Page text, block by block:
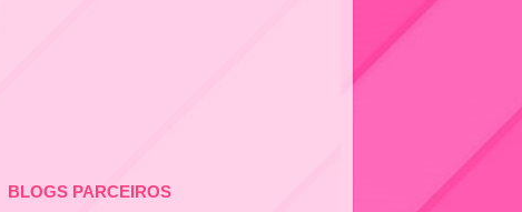
BLOGS PARCEIROS